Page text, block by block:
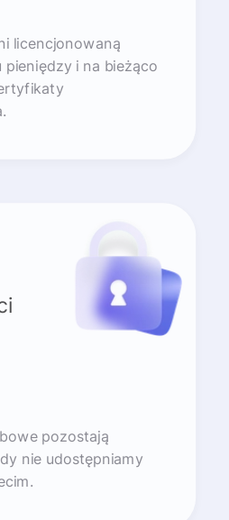
licencjonowaną
pieniędzy i na bieżąco
pozostają
nie udostępniamy